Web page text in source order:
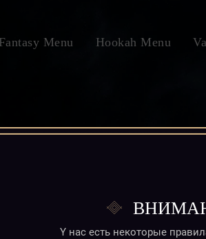
Y нас есть некоторые
Fantasy Menu Hookah Menu